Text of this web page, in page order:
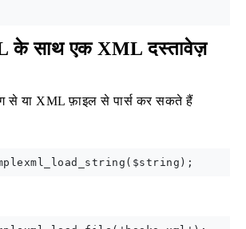
के साथ एक XML दस्तावेज़
से या XML फ़ाइल से पार्स कर सकते हैं